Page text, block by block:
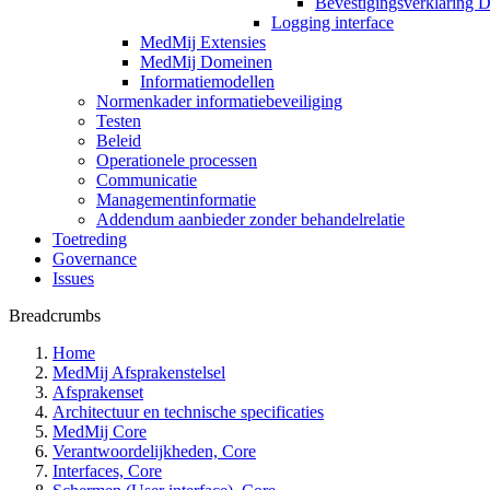
Logging interface
MedMij Extensies
MedMij Domeinen
Informatiemodellen
Normenkader informatiebeveiliging
Testen
Beleid
Operationele processen
Communicatie
Managementinformatie
Addendum aanbieder zonder behandelrelatie
Toetreding
Governance
Issues
Breadcrumbs
Home
MedMij Afsprakenstelsel
Afsprakenset
Architectuur en technische specificaties
MedMij Core
Verantwoordelijkheden, Core
Interfaces, Core